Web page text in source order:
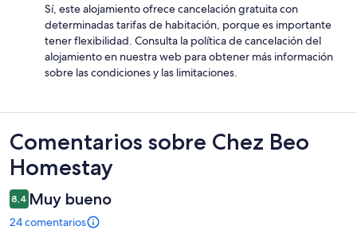
Sí, este alojamiento ofrece cancelación gratuita con
determinadas tarifas de habitación, porque es importante
tener flexibilidad. Consulta la política de cancelación del
alojamiento en nuestra web para obtener más información
sobre las condiciones y las limitaciones.
Comentarios
Comentarios sobre Chez Beo
Homestay
8,4 Muy bueno
24 comentarios